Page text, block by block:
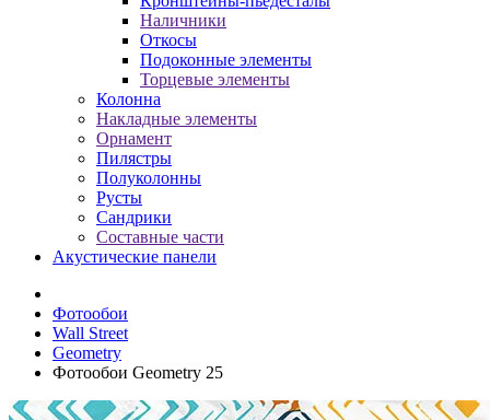
Наличники
Откосы
Подоконные элементы
Торцевые элементы
Колонна
Накладные элементы
Орнамент
Пилястры
Полуколонны
Русты
Сандрики
Составные части
Акустические панели
Фотообои
Wall Street
Geometry
Фотообои Geometry 25